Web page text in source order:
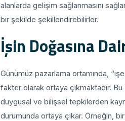
alanlarda gelişim sağlanmasını
bir şekilde şekillendirebilirler.
İşin Doğasına
Günümüz pazarlama ortamında,
faktör olarak ortaya çıkmaktadır.
duygusal ve bilişsel tepkilerden
durumunda ortaya çıkar. Örneğin,